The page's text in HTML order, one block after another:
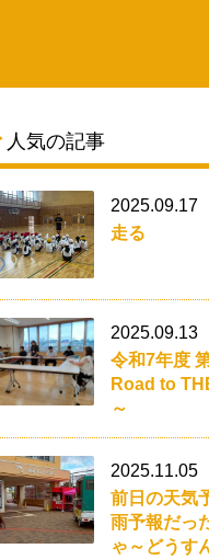
人気の記事
2025.09.17
走る
2025.09.13
令和7年度
Road to
～
2025.11.05
前日の天気
雨予報だっ
ゃ～どうす